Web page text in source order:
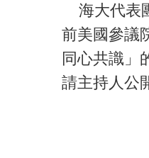
海大代表
前美國參議
同心共識」
請主持人公